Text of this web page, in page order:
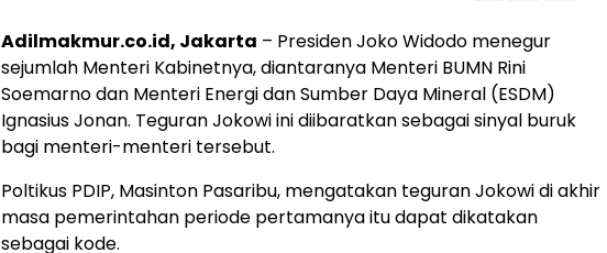
Adilmakmur.co.id, Jakarta – Presiden Joko Widodo menegur
sejumlah Menteri Kabinetnya, diantaranya Menteri BUMN Rini
Soemarno dan Menteri Energi dan Sumber Daya Mineral (ESDM)
Ignasius Jonan. Teguran Jokowi ini diibaratkan sebagai sinyal buruk
bagi menteri-menteri tersebut.
Poltikus PDIP, Masinton Pasaribu, mengatakan teguran Jokowi di akhir
masa pemerintahan periode pertamanya itu dapat dikatakan
sebagai kode.